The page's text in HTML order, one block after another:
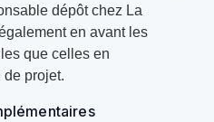
dépôt chez La
en avant les
que celles en
de projet.